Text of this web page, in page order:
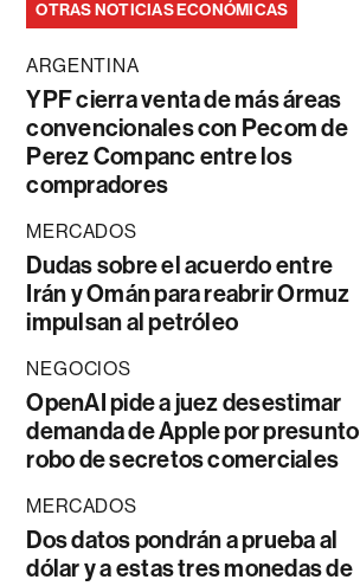
OTRAS NOTICIAS ECONÓMICAS
ARGENTINA
YPF cierra venta de más áreas
convencionales con Pecom de
Perez Companc entre los
compradores
MERCADOS
Dudas sobre el acuerdo entre
Irán y Omán para reabrir Ormuz
impulsan al petróleo
NEGOCIOS
OpenAI pide a juez desestimar
demanda de Apple por presunto
robo de secretos comerciales
MERCADOS
Dos datos pondrán a prueba al
dólar y a estas tres monedas de